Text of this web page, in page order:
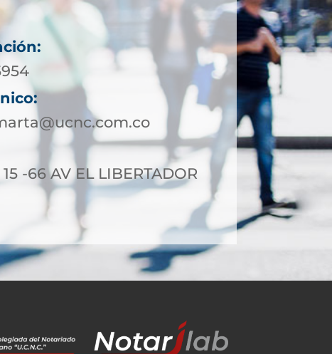
-66 AV EL LIBERTADOR